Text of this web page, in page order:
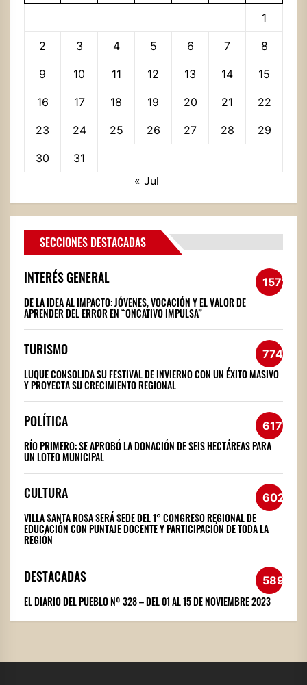
1
2 3 4 5 6 7 8
9 10 11 12 13 14 15
16 17 18 19 20 21 22
23 24 25 26 27 28 29
30
31
« Jul
SECCIONES DESTACADAS
INTERÉS GENERAL 1572
DE LA IDEA AL IMPACTO: JÓVENES, VOCACIÓN Y EL VALOR DE
APRENDER DEL ERROR EN “ONCATIVO IMPULSA”
TURISMO 774
LUQUE CONSOLIDA SU FESTIVAL DE INVIERNO CON UN ÉXITO MASIVO
Y PROYECTA SU CRECIMIENTO REGIONAL
POLÍTICA 617
RÍO PRIMERO: SE APROBÓ LA DONACIÓN DE SEIS HECTÁREAS PARA
UN LOTEO MUNICIPAL
CULTURA 602
VILLA SANTA ROSA SERÁ SEDE DEL 1° CONGRESO REGIONAL DE
EDUCACIÓN CON PUNTAJE DOCENTE Y PARTICIPACIÓN DE TODA LA
REGIÓN
DESTACADAS 589
EL DIARIO DEL PUEBLO Nº 328 – DEL 01 AL 15 DE NOVIEMBRE 2023